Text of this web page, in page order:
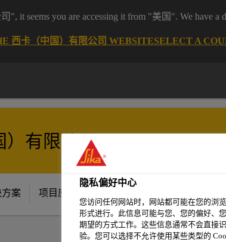
it seems you are accessing it from "美国". We have a
西卡（中国）有限公司 WEBSITESELECT A
）有限公司
方案 项目应用场景
隐私偏好中心
您访问任何网站时，网站都可能在您的浏
形式进行。此信息可能与您、您的偏好、
期望的方式工作。这些信息通常不会直接
验。您可以选择不允许使用某些类型的